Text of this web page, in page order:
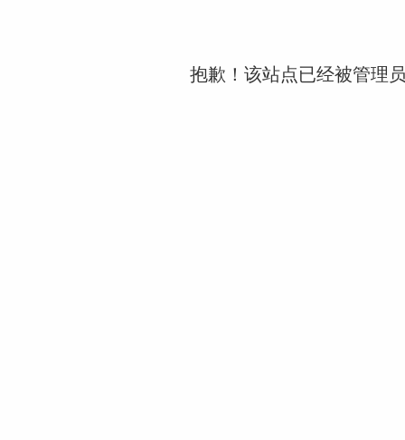
抱歉！该站点已经被管理